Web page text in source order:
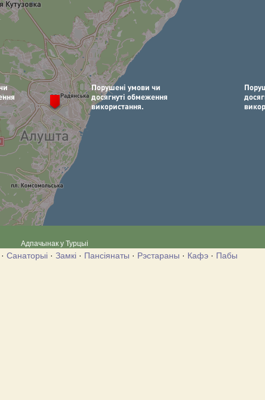
Адпачынак у Турцыі
· Санаторыі· Замкі· Пансіянаты · Рэстараны · Кафэ· Пабы